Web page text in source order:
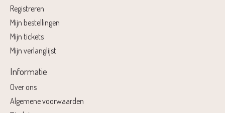
Registreren
Mijn bestellingen
Mijn tickets
Mijn verlanglijst
Informatie
Over ons
Algemene voorwaarden